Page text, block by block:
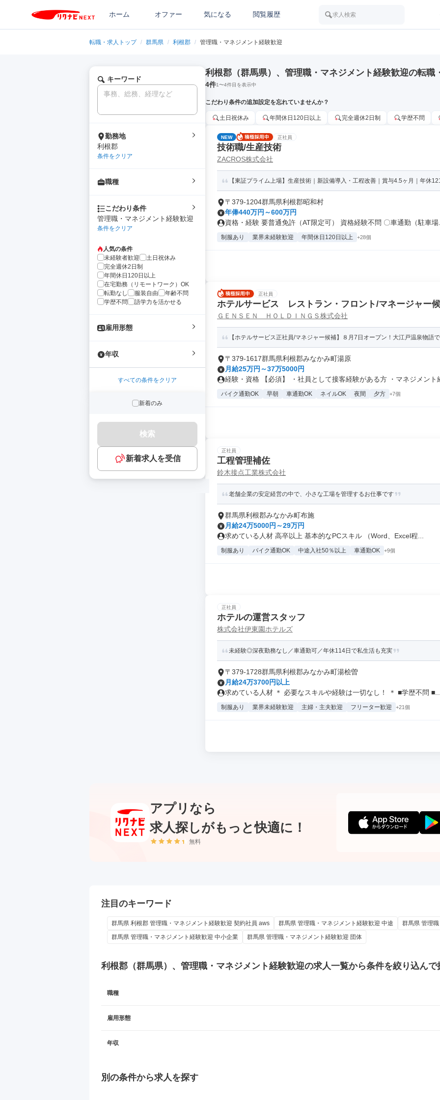
ホーム オファー 気になる 閲覧履歴 求人検索
転職・求人トップ / 群馬県 / 利根郡 / 管理職・マネジメント経験歓迎
キーワード
勤務地
利根郡
条件をクリア
職種
こだわり条件
管理職・マネジメント経験歓迎
条件をクリア
人気の条件
未経験者歓迎
土日祝休み
完全週休2日制
年間休日120日以上
在宅勤務（リモートワーク）OK
転勤なし
服装自由
年齢不問
学歴不問
語学力を活かせる
雇用形態
年収
すべての条件をクリア
新着のみ
検索
新着求人を受信
利根郡（群馬県）、管理職・マネジメント経験歓迎の転職
4件1〜4件目を表示中
こだわり条件の追加設定を忘れていませんか？
土日祝休み 年間休日120日以上 完全週休2日制 学歴不問
NEW 正社員
技術職/生産技術
ZACROS株式会社
【東証プライム上場】生産技術｜新設備導入・工程改善｜賞与4.5ヶ月｜年休
〒379-1204群馬県利根郡昭和村
年俸440万円～600万円
資格・経験 要普通免許（AT限定可） 資格経験不問 〇車通勤（駐車場
制服あり 業界未経験歓迎 年間休日120日以上 +28個
正社員
ホテルサービス レストラン・フロント/マネージャー
ＧＥＮＳＥＮ ＨＯＬＤＩＮＧＳ株式会社
【ホテルサービス正社員/マネジャー候補】８月7日オープン！大江戸温泉物語
〒379-1617群馬県利根郡みなかみ町湯原
月給25万円～37万5000円
経験・資格 【必須】 ・社員として接客経験がある方 ・マネジメント
バイク通勤OK 早朝 車通勤OK ネイルOK 夜間 夕方 +7個
正社員
工程管理補佐
鈴木接点工業株式会社
老舗企業の安定経営の中で、小さな工場を管理するお仕事です
群馬県利根郡みなかみ町布施
月給24万5000円～29万円
求めている人材 高卒以上 基本的なPCスキル （Word、Excel程...
制服あり バイク通勤OK 中途入社50％以上 車通勤OK +9個
正社員
ホテルの運営スタッフ
株式会社伊東園ホテルズ
未経験◎深夜勤務なし／車通勤可／年休114日で私生活も充実
〒379-1728群馬県利根郡みなかみ町湯桧曽
月給24万3700円以上
求めている人材 ＊ 必要なスキルや経験は一切なし！ ＊ ■学歴不問
制服あり 業界未経験歓迎 主婦・主夫歓迎 フリーター歓迎 +21個
アプリなら
求人探しがもっと快適に！
無料
注目のキーワード
群馬県 利根郡 管理職・マネジメント経験歓迎 契約社員 aws 群馬県 管理職・マネジメント経験歓迎 中途
群馬県 管理
群馬県 管理職・マネジメント経験歓迎 中小企業
群馬県 管理職・マネジメント経験歓迎 団体
利根郡（群馬県）、管理職・マネジメント経験歓迎の求人一覧から条件を絞り込んで
職種
雇用形態
年収
別の条件から求人を探す